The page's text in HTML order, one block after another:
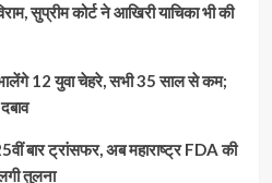
सुप्रीम कोर्ट ने आखिरी याचिका भी की
12 युवा चेहरे, सभी 35 साल से कम;
बार ट्रांसफर, अब महाराष्ट्र FDA की
तुलना